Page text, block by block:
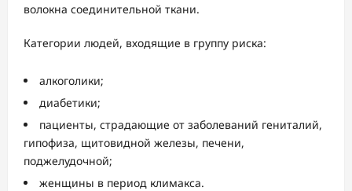
волокна соединительной ткани.
Категории людей, входящие в группу риска:
алкоголики;
диабетики;
пациенты, страдающие от заболеваний гениталий,
гипофиза, щитовидной железы, печени,
поджелудочной;
женщины в период климакса.